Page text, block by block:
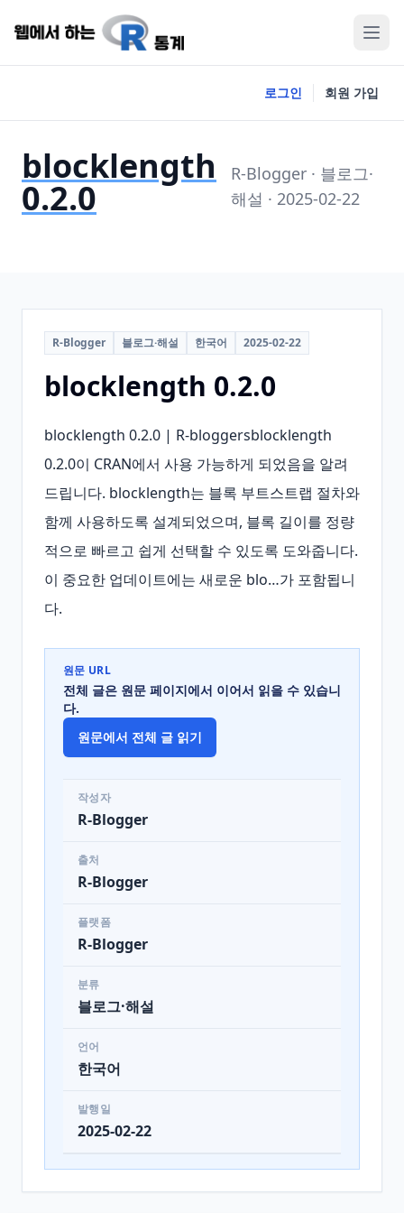
로그인 회원 가입
blocklength
0.2.0
R-Blogger · 블로그·
해설 · 2025-02-22
R-Blogger 블로그·해설 한국어 2025-02-22
blocklength 0.2.0
blocklength 0.2.0 | R-bloggersblocklength
0.2.0이 CRAN에서 사용 가능하게 되었음을 알려
드립니다. blocklength는 블록 부트스트랩 절차와
함께 사용하도록 설계되었으며, 블록 길이를 정량
적으로 빠르고 쉽게 선택할 수 있도록 도와줍니다.
이 중요한 업데이트에는 새로운 blo…가 포함됩니
다.
원문 URL
전체 글은 원문 페이지에서 이어서 읽을 수 있습니
다.
원문에서 전체 글 읽기
작성자
R-Blogger
출처
R-Blogger
플랫폼
R-Blogger
분류
블로그·해설
언어
한국어
발행일
2025-02-22